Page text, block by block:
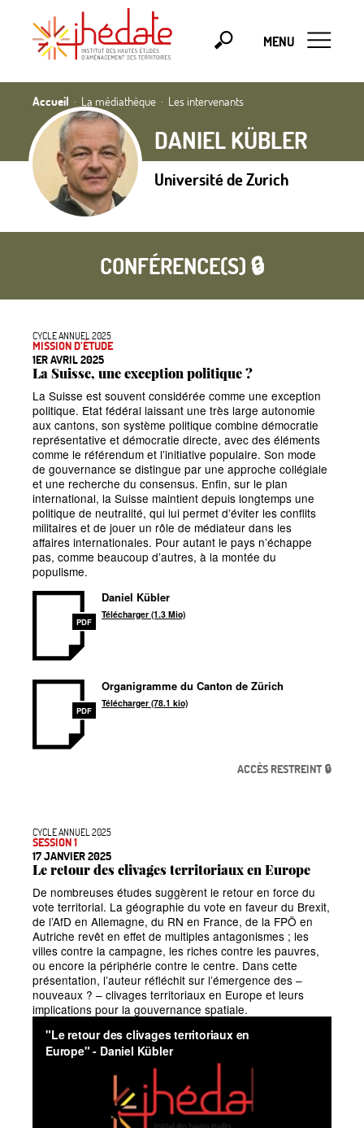
MENU
Accueil La médiathèque Les intervenants
DANIEL KÜBLER
Université de Zurich
CONFÉRENCE(S) 🔒
CYCLE ANNUEL 2025
MISSION D’ÉTUDE
1ER AVRIL 2025
La Suisse, une exception politique?
La Suisse est souvent considérée comme une exception
politique. Etat fédéral laissant une très large autonomie
aux cantons, son système politique combine démocratie
représentative et démocratie directe, avec des éléments
comme le référendum et l’initiative populaire. Son mode
de gouvernance se distingue par une approche collégiale
et une recherche du consensus. Enfin, sur le plan
international, la Suisse maintient depuis longtemps une
politique de neutralité, qui lui permet d’éviter les conflits
militaires et de jouer un rôle de médiateur dans les
affaires internationales. Pour autant le pays n’échappe
pas, comme beaucoup d’autres, à la montée du
populisme.
PDF
Daniel Kübler
Télécharger (1.3 Mio)
PDF
Organigramme du Canton de Zürich
Télécharger (78.1 kio)
ACCÈS RESTREINT 🔒
CYCLE ANNUEL 2025
SESSION 1
17 JANVIER 2025
Le retour des clivages territoriaux en Europe
De nombreuses études suggèrent le retour en force du
vote territorial. La géographie du vote en faveur du Brexit,
de l’AfD en Allemagne, du RN en France, de la FPÖ en
Autriche revêt en effet de multiples antagonismes ; les
villes contre la campagne, les riches contre les pauvres,
ou encore la périphérie contre le centre. Dans cette
présentation, l’auteur réfléchit sur l’émergence des –
nouveaux ? – clivages territoriaux en Europe et leurs
implications pour la gouvernance spatiale.